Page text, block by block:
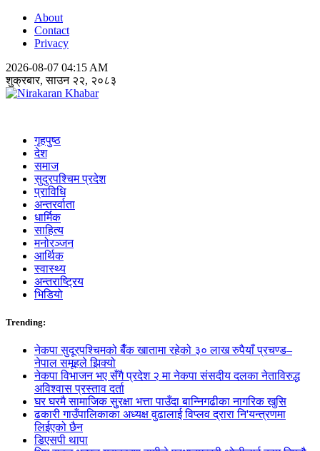
About
Contact
Privacy
2026-08-07 04:15 AM
शुक्रबार, साउन २२, २०८३
गृहपुष्ठ
देश
समाज
सुदुरपश्चिम प्रदेश
प्राविधि
अन्तरर्वाता
धार्मिक
साहित्य
मनोरञ्जन
आर्थिक
स्वास्थ्य
अन्तराष्ट्रिय
भिडियो
Trending:
नेकपा सुदूरपश्चिमको बैँक खातामा रहेको ३० लाख रुपैयाँ प्रचण्ड–
नेपाल समूहले झिक्य‍ो
नेकपा विभाजन भए सँगै प्रदेश २ मा नेकपा संसदीय दलका नेताविरुद्ध
अविश्वास प्रस्ताव दर्ता
घर घरमै सामाजिक सुुरक्षा भत्ता पाउँदा बान्निगढीका नागरिक खुसि
ढकारी गाउँपालिकाका अध्यक्ष वुढालाई विप्लव द्रारा नि'यन्त्रणमा
लिईएको छैन
डिएसपी थापा